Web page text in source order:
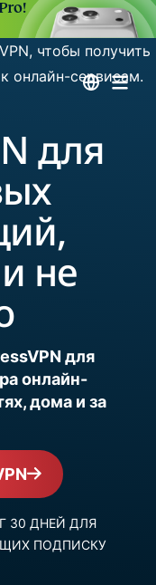
для
не
для
онлайн-
дома и за
30 ДНЕЙ ДЛЯ
ПОДПИСКУ